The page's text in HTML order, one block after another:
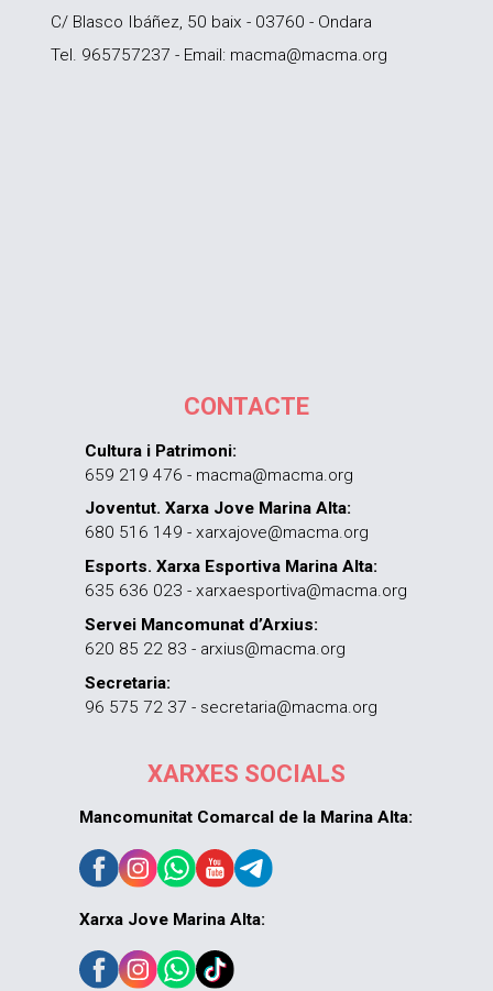
C/ Blasco Ibáñez, 50 baix - 03760 - Ondara
Tel. 965757237 - Email: macma@macma.org
CONTACTE
Cultura i Patrimoni:
659 219 476 - macma@macma.org
Joventut. Xarxa Jove Marina Alta:
680 516 149 - xarxajove@macma.org
Esports. Xarxa Esportiva Marina Alta:
635 636 023 - xarxaesportiva@macma.org
Servei Mancomunat d’Arxius:
620 85 22 83 - arxius@macma.org
Secretaria:
96 575 72 37 - secretaria@macma.org
XARXES SOCIALS
Mancomunitat Comarcal de la Marina Alta:
Xarxa Jove Marina Alta: